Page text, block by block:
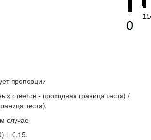
пропорции
ответов - проходная граница теста) /
теста),
случае
= 0.15.